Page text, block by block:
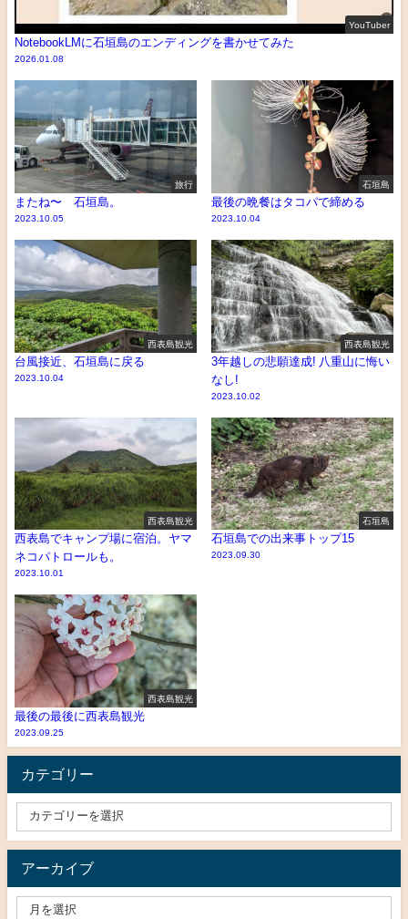
YouTuber
NotebookLMに石垣島のエンディングを書かせてみた
2026.01.08
旅行
またね〜 石垣島。
2023.10.05
石垣島
最後の晩餐はタコパで締める
2023.10.04
西表島観光
台風接近、石垣島に戻る
2023.10.04
西表島観光
3年越しの悲願達成! 八重山に悔い
なし!
2023.10.02
西表島観光
西表島でキャンプ場に宿泊。ヤマ
ネコパトロールも。
2023.10.01
石垣島
石垣島での出来事トップ15
2023.09.30
西表島観光
最後の最後に西表島観光
2023.09.25
カテゴリー
アーカイブ